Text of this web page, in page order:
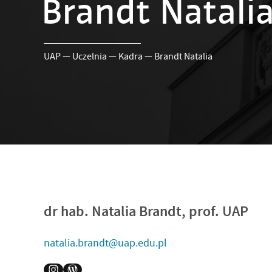
Brandt
UAP— Uczelnia — Kadra — Brandt Natalia
dr hab. Natalia Brandt, prof. UAP
natalia.brandt@uap.edu.pl